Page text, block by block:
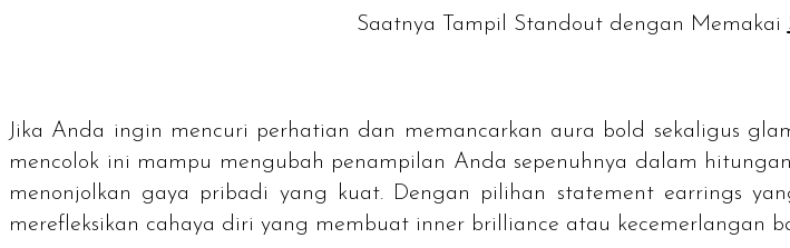
Saatnya Tampil Standout dengan Memakai
Jika Anda ingin mencuri perhatian dan memancarkan aura bold sekaligus
mencolok ini mampu mengubah penampilan Anda sepenuhnya dalam
menonjolkan gaya pribadi yang kuat. Dengan pilihan statement earrings
merefleksikan cahaya diri yang membuat inner brilliance atau kecemerlangan